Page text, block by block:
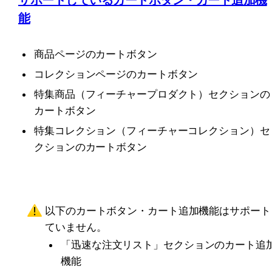
能
商品ページのカートボタン
コレクションページのカートボタン
特集商品（フィーチャープロダクト）セクションの
カートボタン
特集コレクション（フィーチャーコレクション）セ
クションのカートボタン
以下のカートボタン・カート追加機能はサポー
ていません。
「迅速な注文リスト」セクションのカート追
機能